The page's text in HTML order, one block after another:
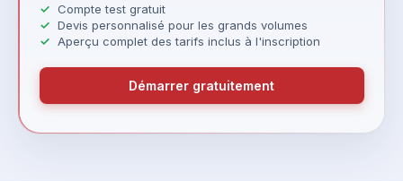
Compte test gratuit
Devis personnalisé pour les grands volumes
Aperçu complet des tarifs inclus à l'inscription
Démarrer gratuitement